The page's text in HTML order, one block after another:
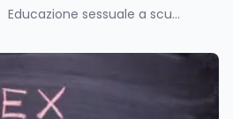
Educazione sessuale a scuola, in Italia solo il 47% l'ha ricevuta